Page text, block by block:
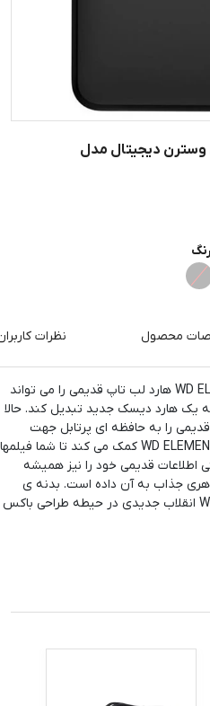
2.5 اینچی وسترن دیجیتال مدل
رنگ
محصول نظرات
باکس هارد دیسک اینترنال WD ELEMENTS هارد لب تاپ قدیمی را می تواند
یک هارد دیسک جدید تبدیل کند. حالا
را به حافظه ای پرتابل جهت
ذخیره سازی اطلاعات تبدیل کنید. WD ELEMENTS کمک می کند تا شما فیلمها
اطلاعات قدیمی خود را نیز همیشه
جذاب به آن داده است. بدنه ی
کریستالی و ظاهر شفاف باکس هارد WD انقلاب جدیدی در حیطه طراحی باکس